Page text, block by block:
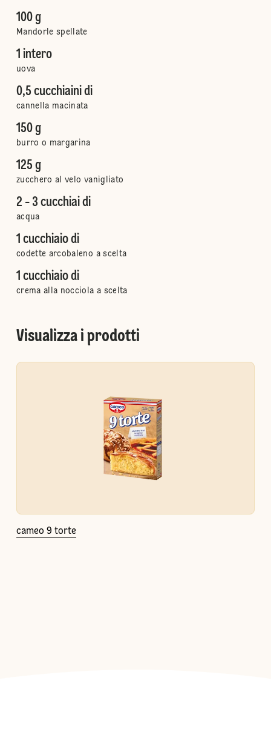
100 g
Mandorle spellate
1 intero
uova
0,5 cucchiaini di
cannella macinata
150 g
burro o margarina
125 g
zucchero al velo vanigliato
2 - 3 cucchiai di
acqua
1 cucchiaio di
codette arcobaleno a scelta
1 cucchiaio di
crema alla nocciola a scelta
Visualizza i prodotti
cameo 9 torte